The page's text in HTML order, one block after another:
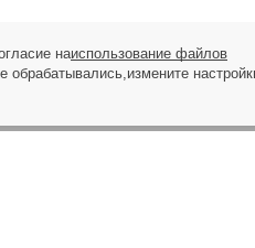
наиспользование файлов